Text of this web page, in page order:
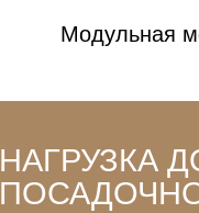
Модульная
НАГРУЗКА